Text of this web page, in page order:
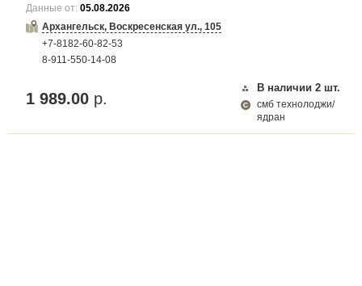
Данные от:05.08.2026
Архангельск, Воскресенская ул., 105
+7-8182-60-82-53
8-911-550-14-08
1 989.00 р.
В наличии 2 шт.
смб технолоджи/
ядран